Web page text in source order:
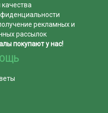
рекламных и
рассылок
покупают у нас!